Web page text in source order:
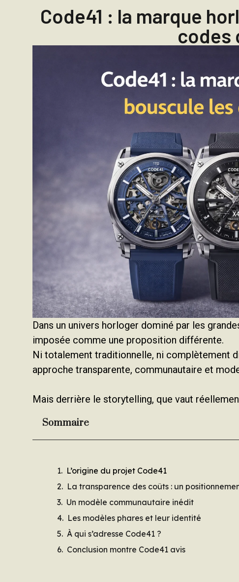
Code41 : la marque
codes
Dans un univers horloger dominé par les
imposée comme une proposition différente.
Ni totalement traditionnelle, ni complètement
approche transparente, communautaire et
Mais derrière le storytelling, que vaut
Sommaire
L’origine du projet Code41
La transparence des coûts : un
Un modèle communautaire inédit
Les modèles phares et leur identité
À qui s’adresse Code41 ?
Conclusion montre Code41 avis